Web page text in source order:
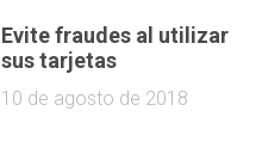
Evite fraudes al utilizar
sus tarjetas
10 de agosto de 2018